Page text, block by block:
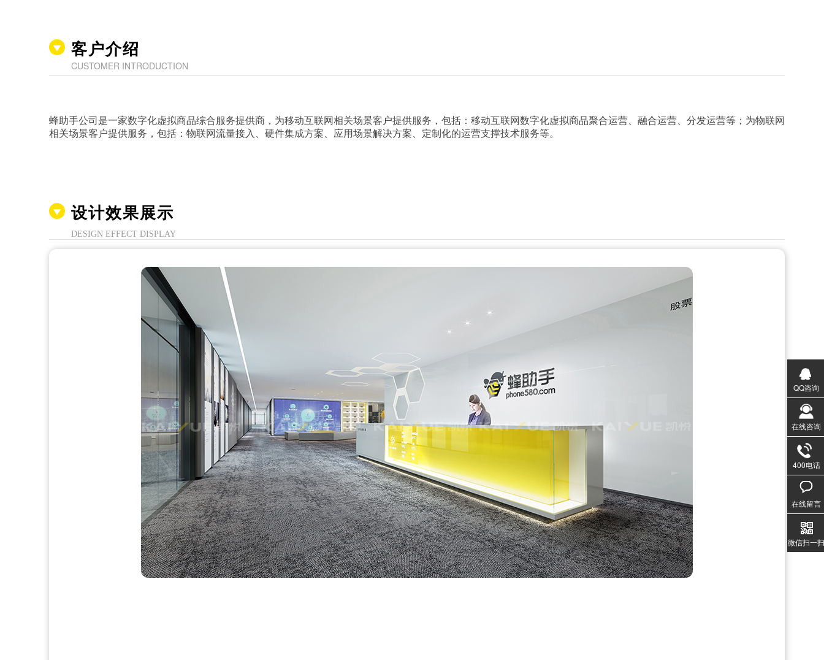
客户介绍
CUSTOMER INTRODUCTION
蜂助手公司是一家数字化虚拟商品综合服务提供商，为移动互联网相关场景客户提供服务，包括：移动互联网数字化虚拟商品聚合运营、融合运营、分发运营等；为物联网
相关场景客户提供服务，包括：物联网流量接入、硬件集成方案、应用场景解决方案、定制化的运营支撑技术服务等。
设计效果展示
DESIGN EFFECT DISPLAY
QQ咨询
在线咨询
400电话
020-
在线留言
微信扫一扫